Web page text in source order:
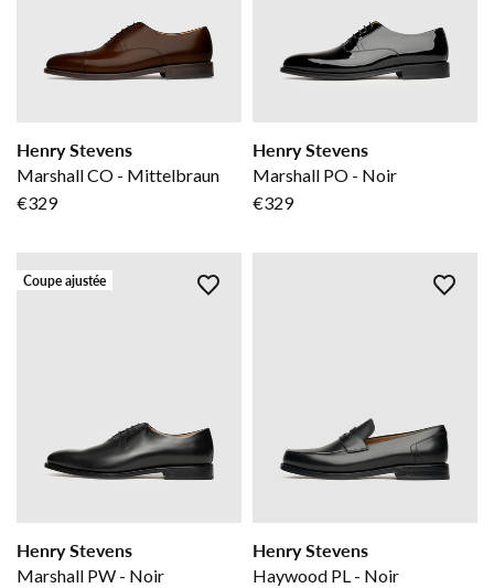
Henry Stevens
Marshall CO - Mittelbraun
€329
Henry Stevens
Marshall PO - Noir
€329
Coupe ajustée
Henry Stevens
Marshall PW - Noir
Henry Stevens
Haywood PL - Noir